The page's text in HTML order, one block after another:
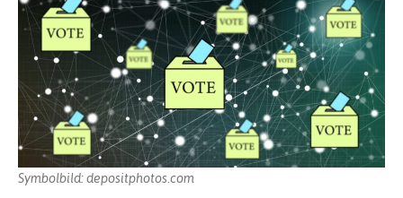
Symbolbild: depositphotos.com